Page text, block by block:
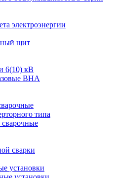
электроэнергии
щит
6(10) кВ
ВНА
типа
сварки
установки